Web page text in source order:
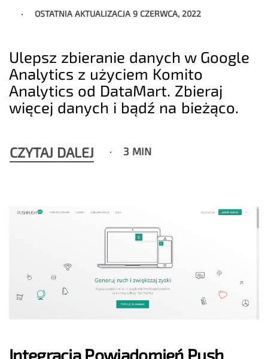
OSTATNIA AKTUALIZACJA9 CZERWCA, 2022
Ulepsz zbieranie danych w Google
Analytics z użyciem Komito
Analytics od DataMart. Zbieraj
więcej danych i bądź na bieżąco.
CZYTAJ DALEJ 3 MIN